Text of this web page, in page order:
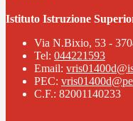
Istituto Istruzione
Via N.Bixio, 53 -
Tel: 044221593
Email:
PEC:
C.F.: 82001140233